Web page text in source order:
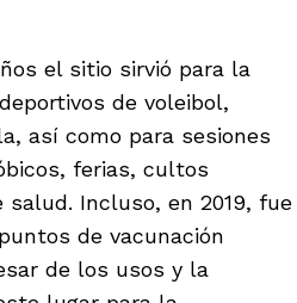
el sitio sirvió para la
de voleibol,
así como para sesiones
ferias, cultos
salud. Incluso, en 2019, fue
de vacunación
de los usos y la